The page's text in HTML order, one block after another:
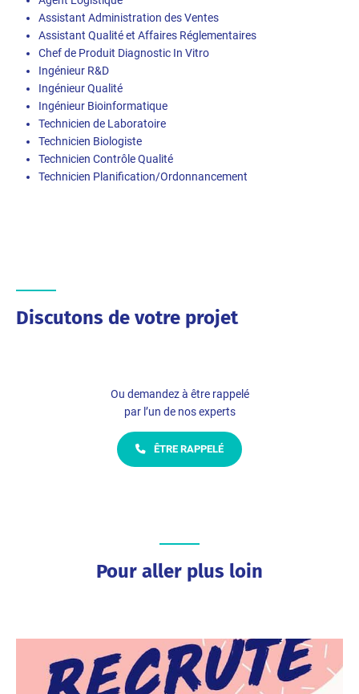
Assistant Administration des Ventes
Assistant Qualité et Affaires Réglementaires
Chef de Produit Diagnostic In Vitro
Ingénieur R&D
Ingénieur Qualité
Ingénieur Bioinformatique
Technicien de Laboratoire
Technicien Biologiste
Technicien Contrôle Qualité
Technicien Planification/Ordonnancement
Discutons de votre projet
Ou demandez à être rappelé
par l’un de nos experts
ÊTRE RAPPELÉ
Pour aller plus loin